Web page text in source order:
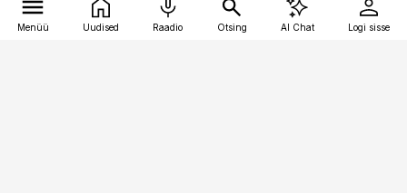
Menüü Uudised Raadio Otsing AI Chat Logi sisse